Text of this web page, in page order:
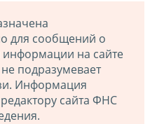
для сообщений о
информации на сайте
подразумевает
Информация
сайта ФНС